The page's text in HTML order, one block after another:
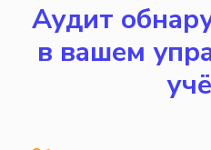
Аудит
в вашем